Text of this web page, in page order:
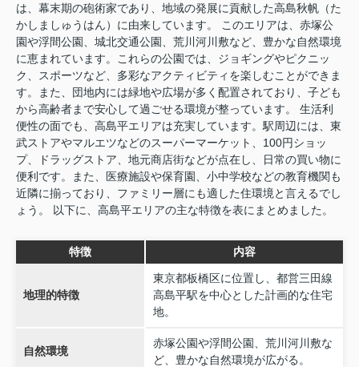
は、幕末期の砲術家であり、地域の発展に貢献した高島秋帆（た
かしましゅうはん）に由来しています。 このエリアは、赤塚公
園や浮間公園、城北交通公園、荒川河川敷など、豊かな自然環境
に恵まれています。これらの公園では、ジョギングやピクニッ
ク、スポーツなど、多彩なアクティビティを楽しむことができま
す。また、団地内には緑地や広場が多く配置されており、子ども
から高齢者まで安心して過ごせる環境が整っています。 生活利
便性の面でも、高島平エリアは充実しています。駅周辺には、東
武ストアやマルエツなどのスーパーマーケット、100円ショッ
プ、ドラッグストア、地元商店街などが点在し、日常の買い物に
便利です。また、医療施設や保育園、小中学校などの教育機関も
近隣に揃っており、ファミリー層にも適した住環境と言えるでし
ょう。 以下に、高島平エリアの主な特徴を表にまとめました。
特徴 内容
地理的特徴
東京都板橋区に位置し、都営三田線
高島平駅を中心とした計画的な住宅
地。
自然環境
赤塚公園や浮間公園、荒川河川敷な
ど、豊かな自然環境が広がる。